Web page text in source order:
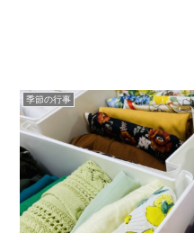
季節の行事